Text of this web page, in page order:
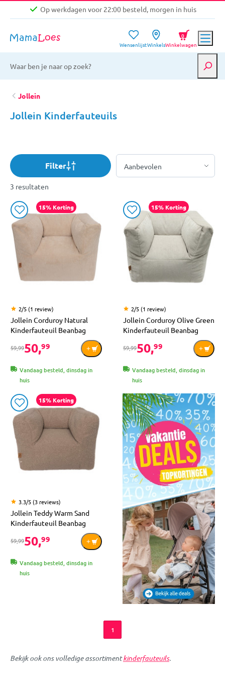
Op werkdagen voor 22:00 besteld, morgen in huis
Gratis verzending vanaf €39,-
Op werkdagen voor 22:00 besteld, morgen in huis
WensenlijstWinkelsWinkelwagen
0
Jollein
Jollein Kinderfauteuils
Filter
3 resultaten
15% Korting
2/5 (1 review)
Jollein Corduroy Natural
Kinderfauteuil Beanbag
59,9950,99
Vandaag besteld, dinsdag in
huis
15% Korting
2/5 (1 review)
Jollein Corduroy Olive Green
Kinderfauteuil Beanbag
59,9950,99
Vandaag besteld, dinsdag in
huis
15% Korting
3.3/5 (3 reviews)
Jollein Teddy Warm Sand
Kinderfauteuil Beanbag
59,9950,99
Vandaag besteld, dinsdag in
huis
1
Bekijk ook ons volledige assortimentkinderfauteuils.